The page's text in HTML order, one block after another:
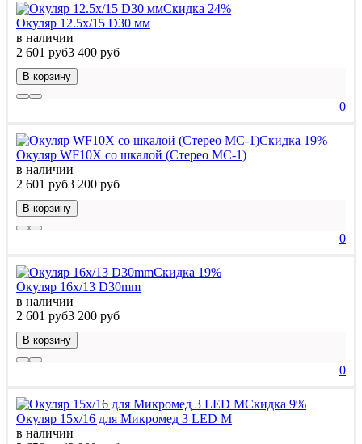
Скидка 24%
Окуляр 12.5х/15 D30 мм
в наличии
2 601 руб3 400 руб
В корзину
0
Скидка 19%
Окуляр WF10X со шкалой (Стерео МС-1)
в наличии
2 601 руб3 200 руб
В корзину
0
Скидка 19%
Окуляр 16х/13 D30mm
в наличии
2 601 руб3 200 руб
В корзину
0
Скидка 9%
Окуляр 15х/16 для Микромед 3 LED M
в наличии